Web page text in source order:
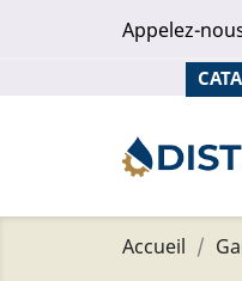
Appelez-
Accueil